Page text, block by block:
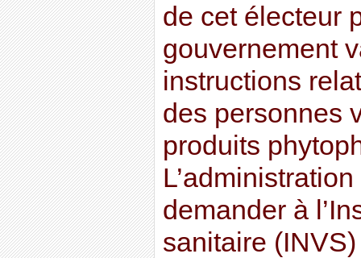
de cet électeur
gouvernement
instructions
des personnes
produits
demander à
sanitaire